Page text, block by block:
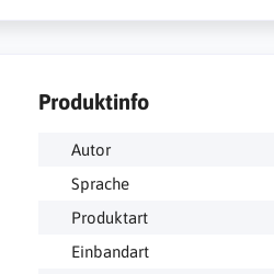
Produktinfo
Autor
Sprache
Produktart
Einbandart